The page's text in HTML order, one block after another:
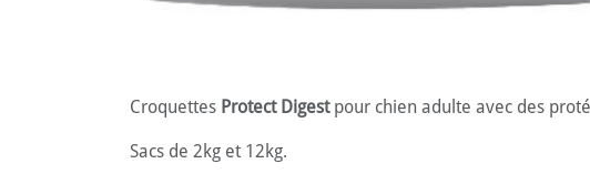
Croquettes Protect Digestpour chien adulte avec des
Sacs de 2kg et 12kg.